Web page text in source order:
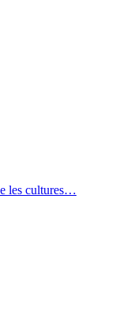
les cultures…